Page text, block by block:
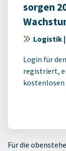
sorgen
Logistik
Login für
registriert,
kostenlosen
Für die